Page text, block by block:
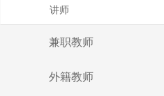
讲师
兼职教师
外籍教师